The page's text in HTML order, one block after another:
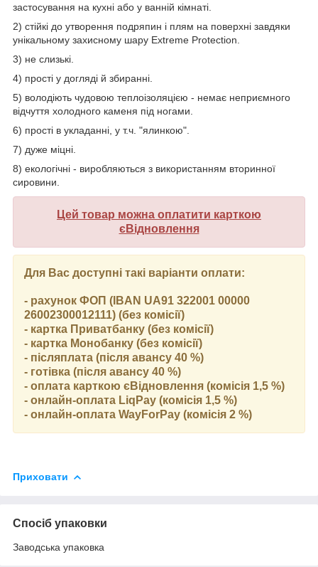
застосування на кухні або у ванній кімнаті.
2) стійкі до утворення подряпин і плям на поверхні завдяки
унікальному захисному шару Extreme Protection.
3) не слизькі.
4) прості у догляді й збиранні.
5) володіють чудовою теплоізоляцією - немає неприємного
відчуття холодного каменя під ногами.
6) прості в укладанні, у т.ч. "ялинкою".
7) дуже міцні.
8) екологічні - виробляються з використанням вторинної
сировини.
Цей товар можна оплатити карткою
єВідновлення
Для Вас доступні такі варіанти оплати:
- рахунок ФОП (IBAN UA91 322001 00000
26002300012111) (без комісії)
- картка Приватбанку (без комісії)
- картка Монобанку (без комісії)
- післяплата (після авансу 40 %)
- готівка (після авансу 40 %)
- оплата карткою єВідновлення (комісія 1,5 %)
- онлайн-оплата LiqPay (комісія 1,5 %)
- онлайн-оплата WayForPay (комісія 2 %)
Приховати
Спосіб упаковки
Заводська упаковка